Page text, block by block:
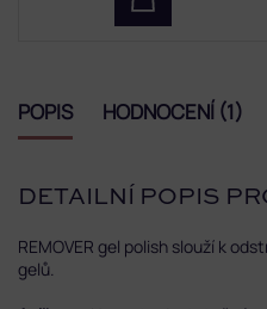
POPIS HODNOCENÍ (1)
DETAILNÍ POPIS
REMOVER gel polish slouží k
gelů.